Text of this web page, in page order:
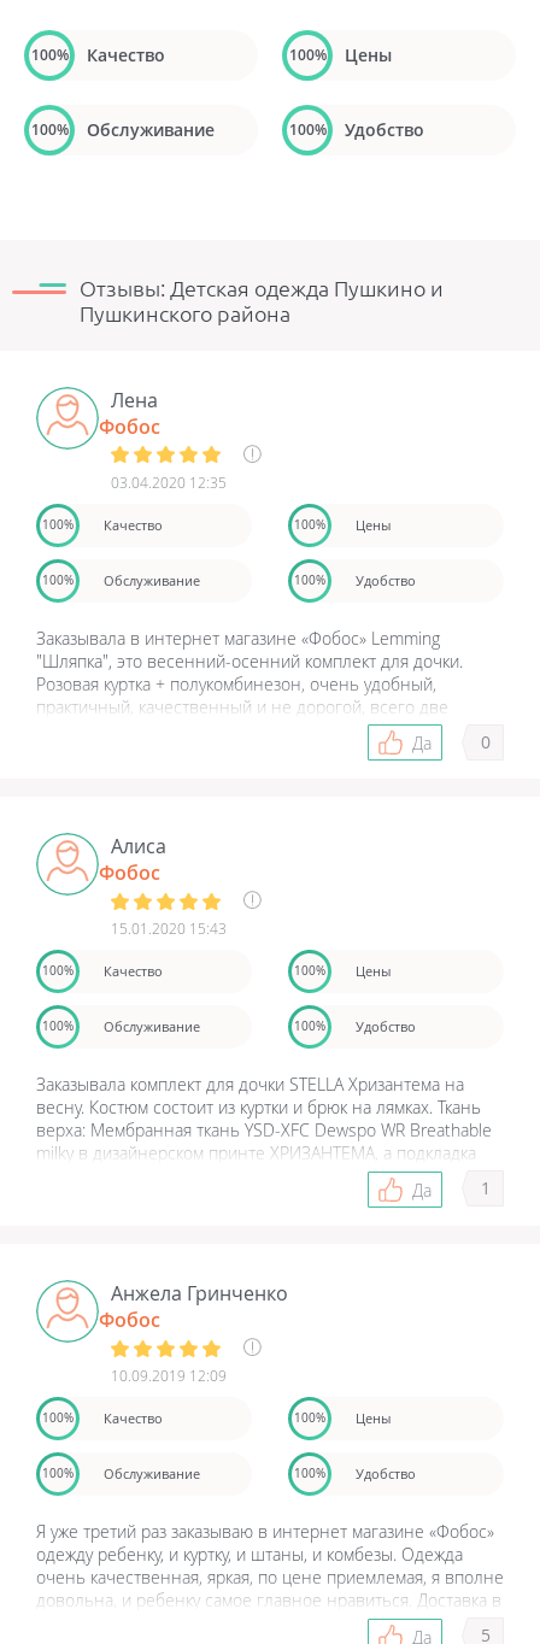
100% Качество 100% Цены
100% Обслуживание 100% Удобство
Отзывы: Детская одежда Пушкино и
Пушкинского района
Лена
Фобос
03.04.2020 12:35
100% Качество 100% Цены
100% Обслуживание 100% Удобство
Заказывала в интернет магазине «Фобос» Lemming
"Шляпка", это весенний-осенний комплект для дочки.
Розовая куртка + полукомбинезон, очень удобный,
практичный, качественный и не дорогой, всего две
тысячи рублей. А на зиму заказывала полукомбинезон
Fobos 15, всего за тысячу двести рублей, на лямках,
Да 0
Алиса
Фобос
15.01.2020 15:43
100% Качество 100% Цены
100% Обслуживание 100% Удобство
Заказывала комплект для дочки STELLA Хризантема на
весну. Костюм состоит из куртки и брюк на лямках. Ткань
верха: Мембранная ткань YSD-XFC Dewspo WR Breathable
milky в дизайнерском принте ХРИЗАНТЕМА, а подкладка
100 % хлопок, есть утеплитель: Shelter в куртке и в брюках.
Хорошо, что на сайте есть таблица размеров, что
быстро, а если размер не подходит, говорите, чтобы два
размера привезли, и вы выберете, то что вам подходит.
Да 1
Анжела Гринченко
Фобос
10.09.2019 12:09
100% Качество 100% Цены
100% Обслуживание 100% Удобство
Я уже третий раз заказываю в интернет магазине «Фобос»
одежду ребенку, и куртку, и штаны, и комбезы. Одежда
очень качественная, яркая, по цене приемлемая, я вполне
довольна, и ребенку самое главное нравиться. Доставка в
Пушкино довольно быстрая, по цене платила 300 рублей,
Да 5